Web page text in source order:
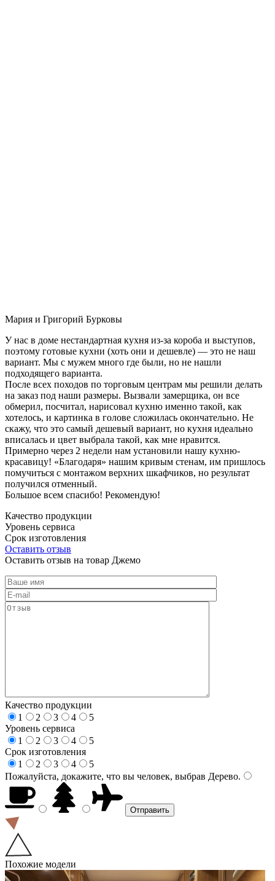
Мария и Григорий Бурковы
У нас в доме нестандартная кухня из-за короба и выступов,
поэтому готовые кухни (хоть они и дешевле) — это не наш
вариант. Мы с мужем много где были, но не нашли
подходящего варианта.
После всех походов по торговым центрам мы решили делать
на заказ под наши размеры. Вызвали замерщика, он все
обмерил, посчитал, нарисовал кухню именно такой, как
хотелось, и картинка в голове сложилась окончательно. Не
скажу, что это самый дешевый вариант, но кухня идеально
вписалась и цвет выбрала такой, как мне нравится.
Примерно через 2 недели нам установили нашу кухню-
красавицу! «Благодаря» нашим кривым стенам, им пришлось
помучиться с монтажом верхних шкафчиков, но результат
получился отменный.
Большое всем спасибо! Рекомендую!
Качество продукции
Уровень сервиса
Срок изготовления
Оставить отзыв
Оставить отзыв на товар Джемо
Качество продукции
1
2 3 4
5
Уровень сервиса
1
2 3 4
5
Срок изготовления
1
2 3 4
5
Пожалуйста, докажите, что вы человек, выбрав Дерево.
Похожие модели